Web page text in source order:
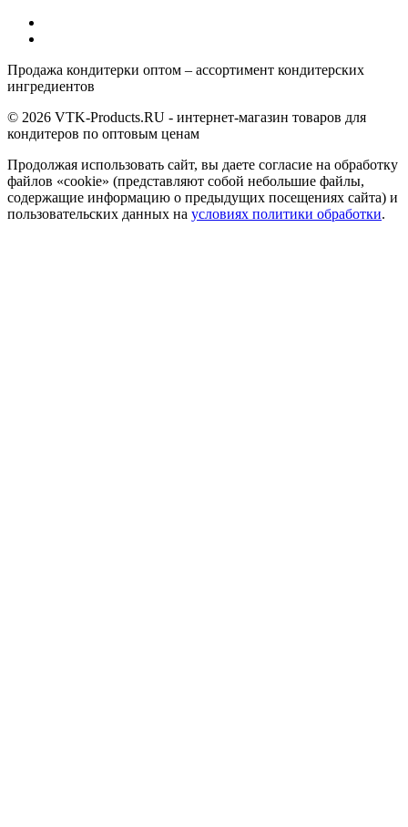
Продажа кондитерки оптом – ассортимент кондитерских
ингредиентов
© 2026 VTK-Products.RU - интернет-магазин товаров для
кондитеров по оптовым ценам
Продолжая использовать сайт, вы даете согласие на обработку
файлов «cookie» (представляют собой небольшие файлы,
содержащие информацию о предыдущих посещениях сайта) и
пользовательских данных на условиях политики обработки.